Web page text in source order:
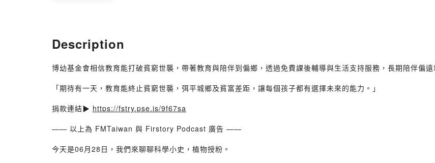
Description
博幼基金會相信教育能打破貧窮世襲，帶著教育與陪伴到偏鄉，透過免費課後輔導與生活支持服務，長期陪伴偏遠
「期待有一天，教育能終止貧窮世襲，弭平城鄉及貧富差距，讓每個孩子都有選擇未來的能力。」
捐款連結▶️ https://fstry.pse.is/9f67sa
—— 以上為 FMTaiwan 與 Firstory Podcast 廣告 ——
今天是06月28日，我們來聊聊科學小史，植物授粉。